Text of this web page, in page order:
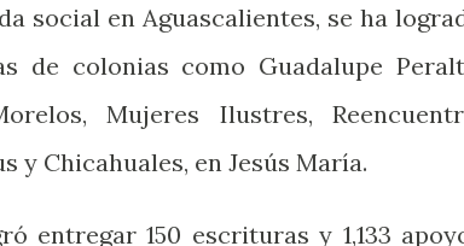
social en Aguascalientes, se ha
de colonias como Guadalupe
Mujeres Ilustres,
y Chicahuales, en Jesús María.
entregar 150 escrituras y 1,133